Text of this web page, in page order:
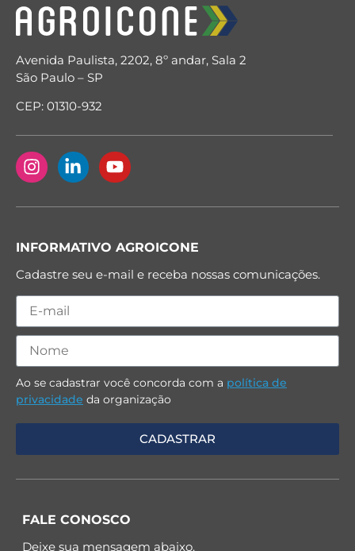
Avenida Paulista, 2202, 8º andar, Sala 2
São Paulo – SP
CEP: 01310-932
INFORMATIVO AGROICONE
Cadastre seu e-mail e receba nossas comunicações.
Ao se cadastrar você concorda com a política de
privacidade da organização
FALE CONOSCO
Deixe sua mensagem abaixo.